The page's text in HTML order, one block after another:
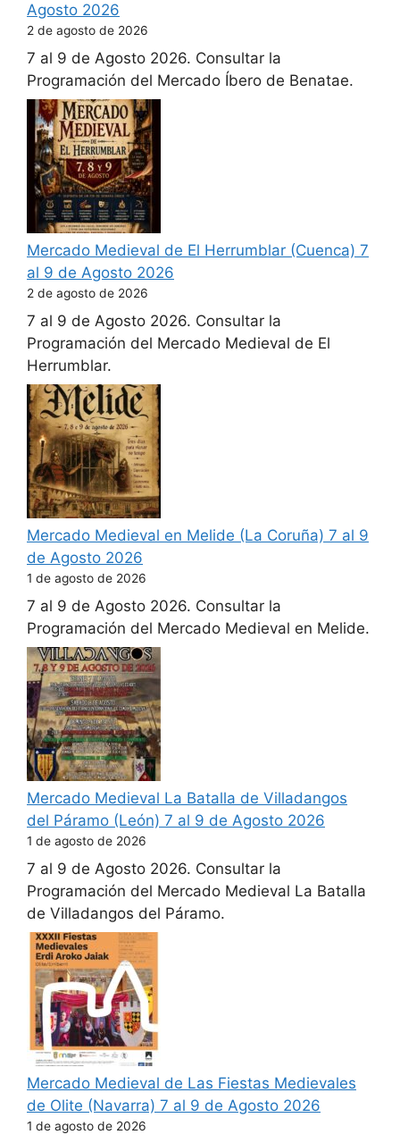
Agosto 2026
2 de agosto de 2026
7 al 9 de Agosto 2026. Consultar la
Programación del Mercado Íbero de Benatae.
Mercado Medieval de El Herrumblar (Cuenca) 7
al 9 de Agosto 2026
2 de agosto de 2026
7 al 9 de Agosto 2026. Consultar la
Programación del Mercado Medieval de El
Herrumblar.
Mercado Medieval en Melide (La Coruña) 7 al 9
de Agosto 2026
1 de agosto de 2026
7 al 9 de Agosto 2026. Consultar la
Programación del Mercado Medieval en Melide.
Mercado Medieval La Batalla de Villadangos
del Páramo (León) 7 al 9 de Agosto 2026
1 de agosto de 2026
7 al 9 de Agosto 2026. Consultar la
Programación del Mercado Medieval La Batalla
de Villadangos del Páramo.
Mercado Medieval de Las Fiestas Medievales
de Olite (Navarra) 7 al 9 de Agosto 2026
1 de agosto de 2026